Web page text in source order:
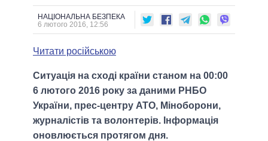
ДАЙДЖЕСТИ
ВЕРХОВНА РАДА
КАБІНЕТ МІНІСТРІВ
ГОЛОВИ ОБЛАДМІНІСТРАЦІЙ
ВСІ ПЕРСОНИ
ВІДЕО
ПІДТРИМАТИ
ПОРІВНЯННЯ ПОЛІТИКІВ
НАЦІОНАЛЬНА БЕЗПЕКА
6 лютого 2016, 12:56
Читати російською
Ситуація на сході країни станом на 00:00
6 лютого 2016 року за даними РНБО
України, прес-центру АТО, Міноборони,
журналістів та волонтерів. Інформація
оновлюється протягом дня.